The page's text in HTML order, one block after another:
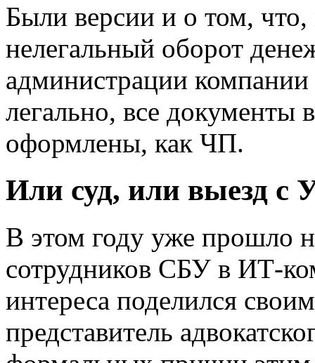
Были версии и о том,
нелегальный оборот
администрации компании
легально, все документы
оформлены, как ЧП.
Или суд, или выезд с
В этом году уже прошло
сотрудников СБУ в ИТ-
интереса поделился
представитель